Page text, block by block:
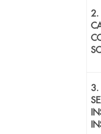
2.
3.